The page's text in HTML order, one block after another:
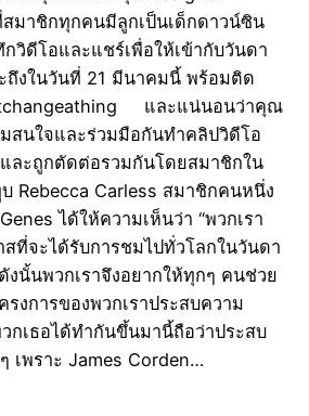
สมาชิกทุกคนมีลูกเป็นเด็กดาวน์ซิน
วิดีโอและแชร์เพื่อให้เข้ากับวันดา
ถึงในวันที่ 21 มีนาคมนี้ พร้อมติด
และแน่นอนว่าคุณ
สนใจและร่วมมือกันทำคลิปวิดีโอ
ละถูกตัดต่อรวมกันโดยสมาชิกใน
Rebecca Carless สมาชิกคนหนึ่ง
ได้ให้ความเห็นว่า “พวกเรา
สที่จะได้รับการชมไปทั่วโลกในวันดา
นั้นพวกเราจึงอยากให้ทุกๆ คนช่วย
งการของพวกเราประสบความ
เธอได้ทำกันขึ้นมานี้ถือว่าประสบ
เพราะ James Corden…